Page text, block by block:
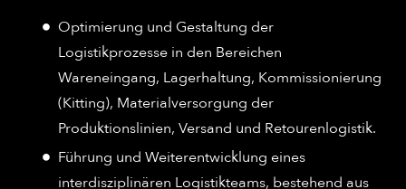
Optimierung und Gestaltung der
Logistikprozesse in den Bereichen
Wareneingang, Lagerhaltung, Kommissionierung
(Kitting), Materialversorgung der
Produktionslinien, Versand und Retourenlogistik.
Führung und Weiterentwicklung eines
interdisziplinären Logistikteams, bestehend aus